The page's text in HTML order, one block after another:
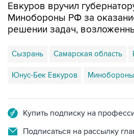
Евкуров вручил
Минобороны РФ за
решении задач,
Сызрань Самарская область
Юнус-Бек Евкуров
Купить подписку на
Подписаться на рассылку